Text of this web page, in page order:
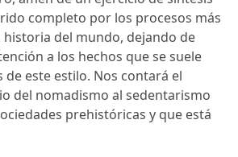
completo por los procesos más
del mundo, dejando de
a los hechos que se suele
este estilo. Nos contará el
del nomadismo al sedentarismo
prehistóricas y que está